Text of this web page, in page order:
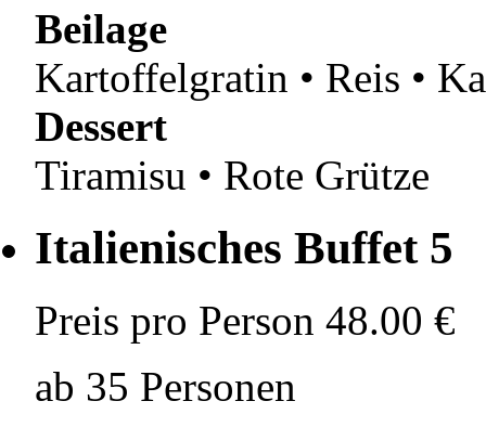
Beilage
Kartoffelgratin • Reis •
Dessert
Tiramisu • Rote Grütze
Italienisches Buffet 5
Preis pro Person 48.00 €
ab 35 Personen